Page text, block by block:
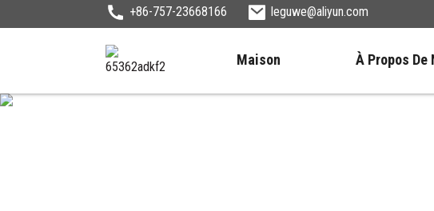
+86-757-23668166 leguwe@aliyun.com
Maison À Propos De